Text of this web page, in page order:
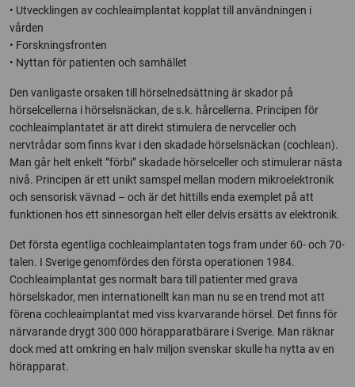
• Utvecklingen av cochleaimplantat kopplat till användningen i
vården
• Forskningsfronten
• Nyttan för patienten och samhället
Den vanligaste orsaken till hörselnedsättning är skador på
hörselcellerna i hörselsnäckan, de s.k. hårcellerna. Principen för
cochleaimplantatet är att direkt stimulera de nervceller och
nervtrådar som finns kvar i den skadade hörselsnäckan (cochlean).
Man går helt enkelt ”förbi” skadade hörselceller och stimulerar nästa
nivå. Principen är ett unikt samspel mellan modern mikroelektronik
och sensorisk vävnad – och är det hittills enda exemplet på att
funktionen hos ett sinnesorgan helt eller delvis ersätts av elektronik.
Det första egentliga cochleaimplantaten togs fram under 60- och 70-
talen. I Sverige genomfördes den första operationen 1984.
Cochleaimplantat ges normalt bara till patienter med grava
hörselskador, men internationellt kan man nu se en trend mot att
förena cochleaimplantat med viss kvarvarande hörsel. Det finns för
närvarande drygt 300 000 hörapparatbärare i Sverige. Man räknar
dock med att omkring en halv miljon svenskar skulle ha nytta av en
hörapparat.